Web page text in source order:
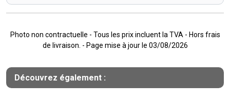
Photo non contractuelle - Tous les prix incluent la TVA - Hors frais
de livraison. - Page mise à jour le 03/08/2026
Découvrez également :